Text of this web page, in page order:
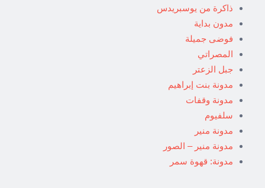
ذاكرة من يوسبريدس
مدون بداية
فوضى جميلة
المصراتي
جبل الزعتر
مدونة بنت إبراهيم
مدونة وقفات
سلفيوم
مدونة منير
مدونة منير – الصور
مدونة: قهوة سمر